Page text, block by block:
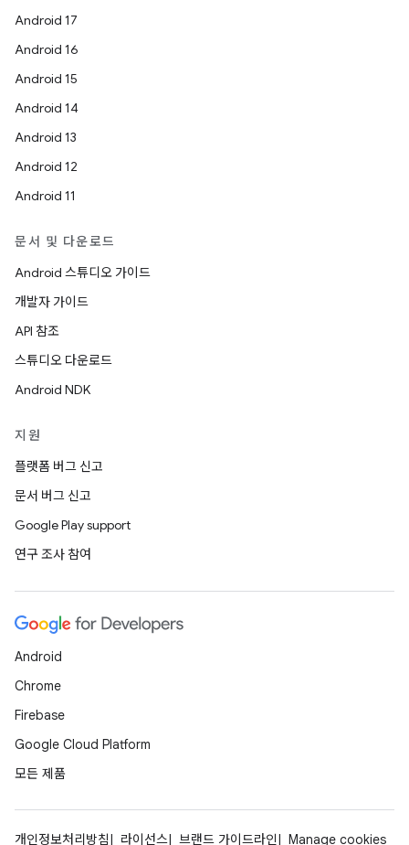
Android 17
Android 16
Android 15
Android 14
Android 13
Android 12
Android 11
문서 및 다운로드
Android 스튜디오 가이드
개발자 가이드
API 참조
스튜디오 다운로드
Android NDK
지원
플랫폼 버그 신고
문서 버그 신고
Google Play support
연구 조사 참여
Android
Chrome
Firebase
Google Cloud Platform
모든 제품
개인정보처리방침 라이선스 브랜드 가이드라인 Manage cookies